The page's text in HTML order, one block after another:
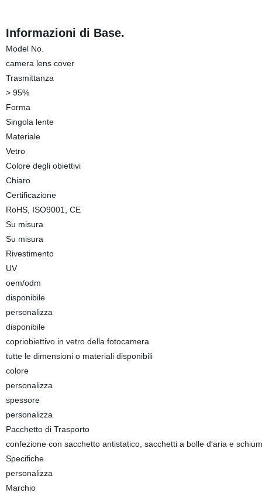
Informazioni di Base.
Model No.
camera lens cover
Trasmittanza
> 95%
Forma
Singola lente
Materiale
Vetro
Colore degli obiettivi
Chiaro
Certificazione
RoHS, ISO9001, CE
Su misura
Su misura
Rivestimento
UV
oem/odm
disponibile
personalizza
disponibile
copriobiettivo in vetro della fotocamera
tutte le dimensioni o materiali disponibili
colore
personalizza
spessore
personalizza
Pacchetto di Trasporto
confezione con sacchetto antistatico, sacchetti a bolle d′aria e
Specifiche
personalizza
Marchio